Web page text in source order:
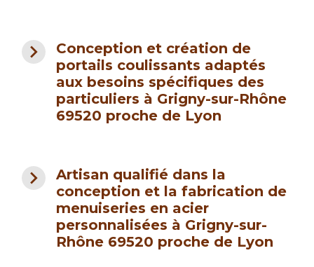
navigate_next
Conception et création de
portails coulissants adaptés
aux besoins spécifiques des
particuliers à Grigny-sur-Rhône
69520 proche de Lyon
navigate_next
Artisan qualifié dans la
conception et la fabrication de
menuiseries en acier
personnalisées à Grigny-sur-
Rhône 69520 proche de Lyon